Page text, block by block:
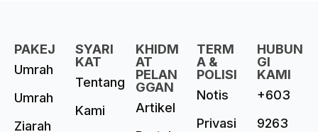
PAKEJ
Umrah
Umrah
Ziarah
SYARI
KAT
Tentang
Kami
KHIDM
AT
PELAN
GGAN
Artikel
TERM
A &
POLISI
Notis
Privasi
HUBUN
GI
KAMI
+603
9263